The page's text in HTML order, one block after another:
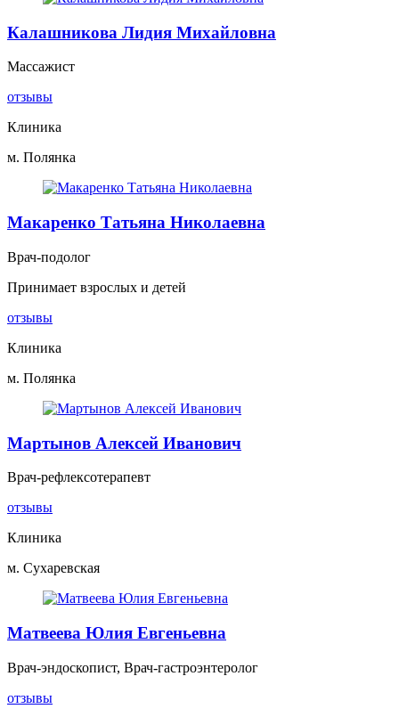
Калашникова Лидия Михайловна
Массажист
отзывы
Клиника
м. Полянка
Макаренко Татьяна Николаевна
Врач-подолог
Принимает взрослых и детей
отзывы
Клиника
м. Полянка
Мартынов Алексей Иванович
Врач-рефлексотерапевт
отзывы
Клиника
м. Сухаревская
Матвеева Юлия Евгеньевна
Врач-эндоскопист, Врач-гастроэнтеролог
отзывы